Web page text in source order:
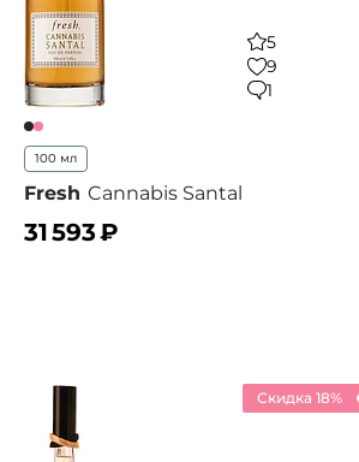
5
9
1
100 мл
Fresh Cannabis Santal
31 593₽
Скидка 18%